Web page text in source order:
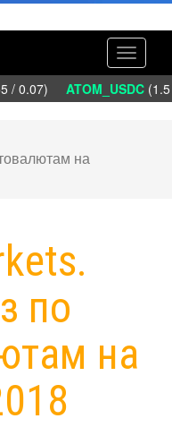
Toggle
/ 0.07) ATOM_USDC(1.5
на
по
на